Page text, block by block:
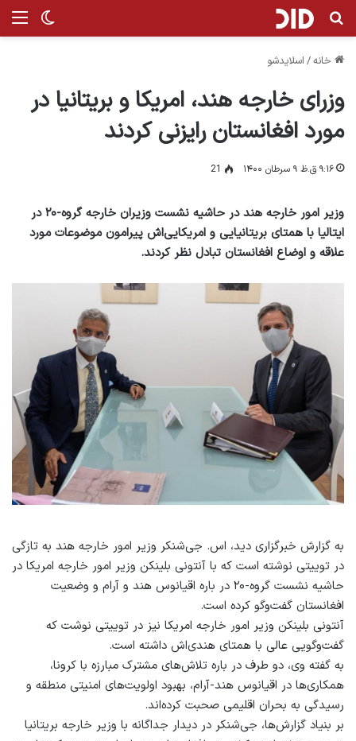
تغییر جستجو برای
خانه/ اسلایدشو
وزرای خارجه هند، امریکا و بریتانیا در
مورد افغانستان رایزنی کردند
۹:۱۶ ق.ظ ۹ سرطان ۱۴۰۰ 21
وزیر امور خارجه هند در حاشیه نشست وزیران خارجه گروه-۲۰ در
ایتالیا با همتای بریتانیایی و امریکایی‌اش پیرامون موضوعات مورد
علاقه و اوضاع افغانستان تبادل نظر کردند.
به گزارش خبرگزاری دید، اس. جی‌شنکر وزیر امور خارجه هند به تازگی
در توییتی نوشته است که با آنتونی بلینکن وزیر امور خارجه امریکا در
حاشیه نشست گروه-۲۰ در باره اقیانوس هند و آرام و وضعیت
افغانستان گفت‌وگو کرده است.
آنتونی بلینکن وزیر امور خارجه امریکا نیز در توییتی نوشت که
گفت‌وگویی عالی با همتای هندی‌اش داشته است.
به گفته وی، دو طرف در باره تلاش‌های مشترک مبارزه با کرونا،
همکاری‌ها در اقیانوس هند-آرام، بهبود اولویت‌های امنیتی منطقه و
رسیدگی به بحران اقلیمی صحبت کرده‌اند.
بر بنیاد گزارش‌ها، جی‌شنکر در دیدار جداگانه با وزیر خارجه بریتانیا